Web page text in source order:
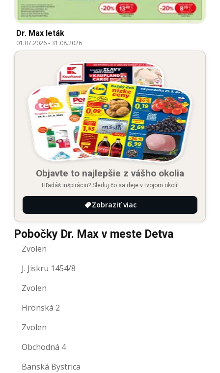
Dr. Max leták
01.07.2026-31.08.2026
Objavte to najlepšie z vášho okolia
Hľadáš inšpiráciu? Sleduj čo sa deje v tvojom okolí!
Zobraziť viac
Pobočky Dr. Max v meste Detva
Zvolen
J. Jiskru 1454/8
Zvolen
Hronská 2
Zvolen
Obchodná 4
Banská Bystrica